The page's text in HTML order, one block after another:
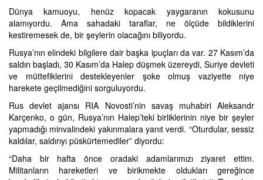
Dünya kamuoyu, henüz kopacak yaygaranın kokusunu
alamıyordu. Ama sahadaki taraflar, ne ölçüde bildiklerini
kestiremesek de, bir şeylerin olacağını biliyordu.
Rusya’nın elindeki bilgilere dair başka ipuçları da var. 27 Kasım’da
saldırı başladı, 30 Kasım’da Halep düşmek üzereydi, Suriye devleti
ve müttefiklerini destekleyenler şoke olmuş vaziyette niye
harekete geçilmediğini sorguluyordu.
Rus devlet ajansı RIA Novosti’nin savaş muhabiri Aleksandr
Karçenko, o gün, Rusya’nın Halep’teki birliklerinin niye bir şeyler
yapmadığı minvalindeki yakınmalara yanıt verdi. “Oturdular, sessiz
kaldılar, saldırıyı püskürtemediler” diyordu:
“Daha bir hafta önce oradaki adamlarımızı ziyaret ettim.
Militanların hareketleri ve birikmekte oldukları gereğince